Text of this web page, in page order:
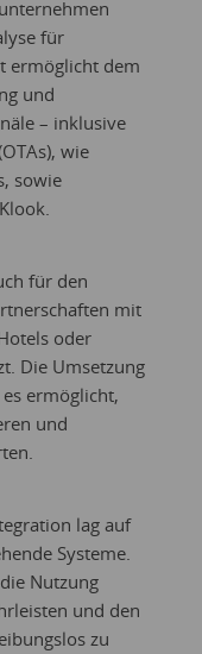
für
ermöglicht dem
und
– inklusive
wie
sowie
für den
mit
oder
Die Umsetzung
ermöglicht,
und
lag auf
Systeme.
Nutzung
und den
zu